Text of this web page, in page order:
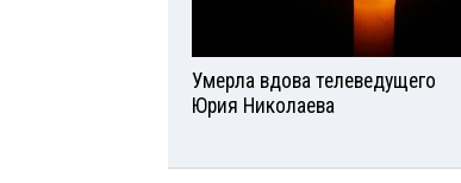
Умерла вдова телеведущего
Юрия Николаева